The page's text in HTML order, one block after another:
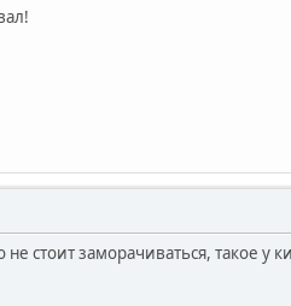
не стоит заморачиваться, такое у